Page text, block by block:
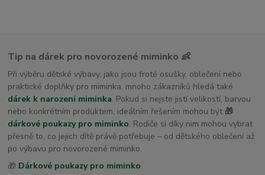
Tip na dárek pro novorozené miminko 👶
Při výběru dětské výbavy, jako jsou froté osušky, oblečení nebo
praktické doplňky pro miminka, mnoho zákazníků hledá také
dárek k narození miminka. Pokud si nejste jistí velikostí, barvou
nebo konkrétním produktem, ideálním řešením mohou být 🎁
dárkové poukazy pro miminko. Rodiče si díky nim mohou vybrat
přesně to, co jejich dítě právě potřebuje – od dětského oblečení až
po výbavu pro novorozené miminko.
🎁 Dárkové poukazy pro miminko